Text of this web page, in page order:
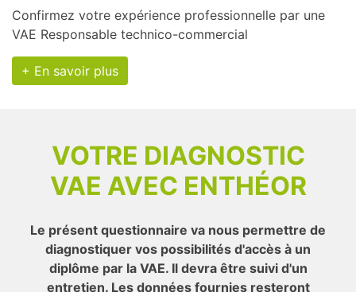
Confirmez votre expérience professionnelle par une
VAE Responsable technico-commercial
+ En savoir plus
VOTRE DIAGNOSTIC
VAE AVEC ENTHÉOR
Le présent questionnaire va nous permettre de
diagnostiquer vos possibilités d'accès à un
diplôme par la VAE. Il devra être suivi d'un
entretien. Les données fournies resteront